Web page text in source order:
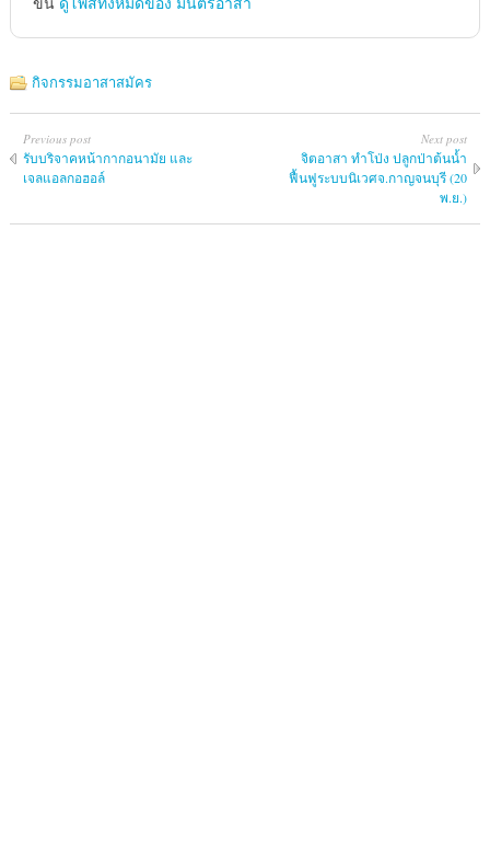
กิจกรรมอาสาสมัคร
Previous post
รับบริจาคหน้ากากอนามัย และ
เจลแอลกอฮอล์
Next post
จิตอาสา ทำโป่ง ปลูกป่าต้นน้ำ
ฟื้นฟูระบบนิเวศจ.กาญจนบุรี (20
พ.ย.)